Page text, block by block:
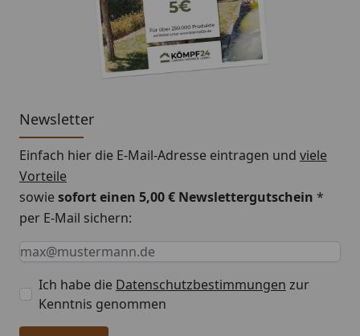
Newsletter
Einfach hier die E-Mail-Adresse eintragen und viele
Vorteile
sowiesofort einen 5,00 € Newslettergutschein *
per E-Mail sichern:
Keine Eingabe erforderlich
Eingabe erforderlich
E-Mail *
Ich habe die Datenschutzbestimmungen zur
Kenntnis genommen